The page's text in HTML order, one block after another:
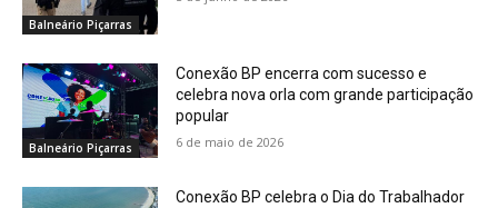
Balneário Piçarras
Balneário Piçarras
Conexão BP encerra com sucesso e
celebra nova orla com grande participação
popular
6 de maio de 2026
Conexão BP celebra o Dia do Trabalhador